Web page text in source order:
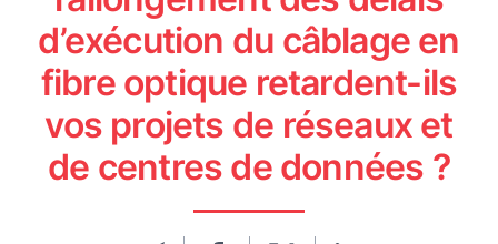
d’exécution du câblage en
fibre optique retardent-ils
vos projets de réseaux et
de centres de données ?